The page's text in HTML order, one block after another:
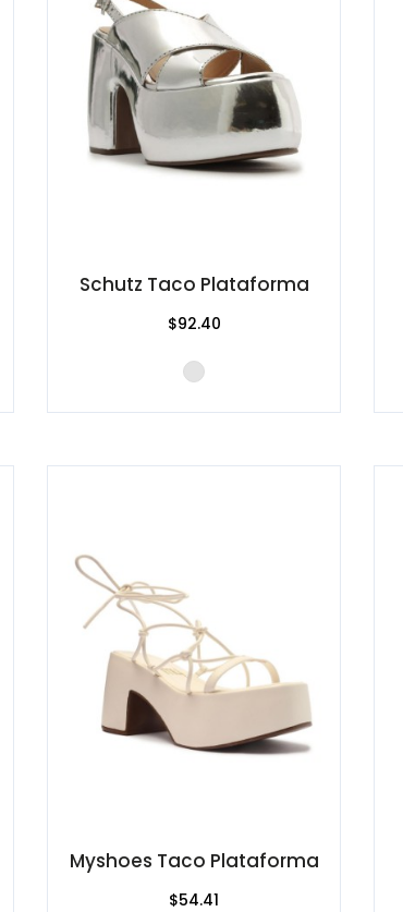
Schutz Taco Plataforma
$92.40
Myshoes Taco Plataforma
$54.41